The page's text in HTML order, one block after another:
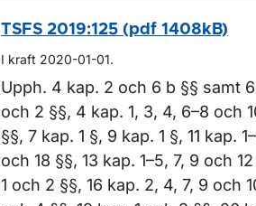
TSFS 2019:125 (pdf 1408kB)
I kraft 2020-01-01.
Upph. 4 kap. 2 och 6 b §§ samt
och 2 §§, 4 kap. 1, 3, 4, 6–8 och
§§, 7 kap. 1 §, 9 kap. 1 §, 11 kap.
och 18 §§, 13 kap. 1–5, 7, 9 och
1 och 2 §§, 16 kap. 2, 4, 7, 9 och